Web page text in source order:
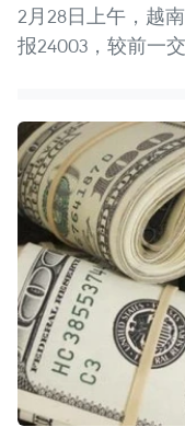
2月28日上午，越
报24003，较前一交